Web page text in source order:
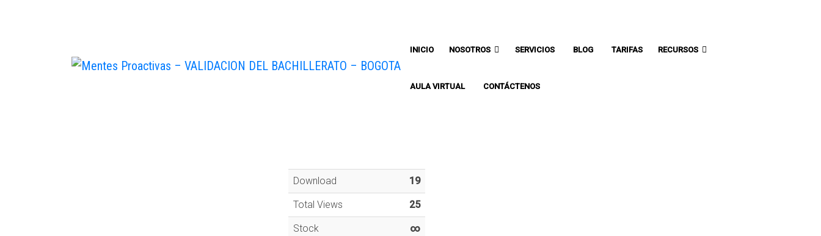
INICIO NOSOTROS SERVICIOS BLOG TARIFAS RECURSOS
AULA VIRTUAL CONTÁCTENOS
Download 19
Total Views 25
Stock ∞